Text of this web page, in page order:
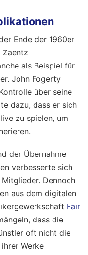
Ende der 1960er
Zaentz
als Beispiel für
John Fogerty
über seine
dazu, dass er sich
zu spielen, um
der Übernahme
verbesserte sich
Dennoch
aus dem digitalen
Fair
dass die
oft nicht die
Werke